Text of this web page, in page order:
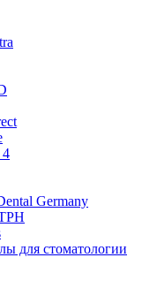
Germany
для стоматологии